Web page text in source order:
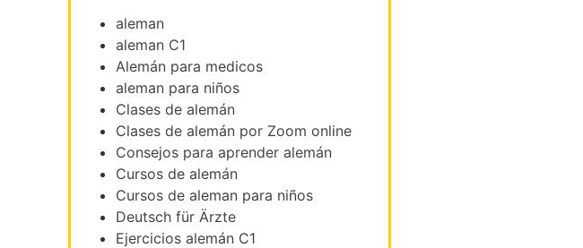
aleman
aleman C1
Alemán para medicos
aleman para niños
Clases de alemán
Clases de alemán por Zoom online
Consejos para aprender alemán
Cursos de alemán
Cursos de aleman para niños
Deutsch für Ärzte
Ejercicios alemán C1